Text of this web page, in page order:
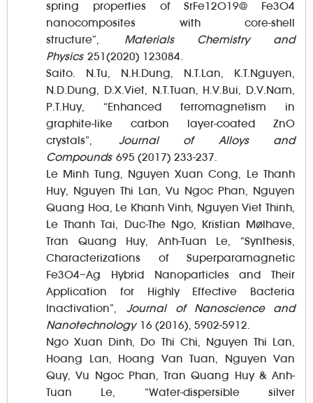
spring properties of SrFe12O19@ Fe3O4
nanocomposites with core-shell
structure”, Materials Chemistry and
Physics251(2020) 123084.
Saito. N.Tu, N.H.Dung, N.T.Lan, K.T.Nguyen,
N.D.Dung, D.X.Viet, N.T.Tuan, H.V.Bui, D.V.Nam,
P.T.Huy, “Enhanced ferromagnetism in
graphite-like carbon layer-coated ZnO
crystals”, Journal of Alloys and
Compounds695 (2017) 233-237.
Le Minh Tung, Nguyen Xuan Cong, Le Thanh
Huy, Nguyen Thi Lan, Vu Ngoc Phan, Nguyen
Quang Hoa, Le Khanh Vinh, Nguyen Viet Thinh,
Le Thanh Tai, Duc-The Ngo, Kristian Mølhave,
Tran Quang Huy, Anh-Tuan Le, “Synthesis,
Characterizations of Superparamagnetic
Fe3O4–Ag Hybrid Nanoparticles and Their
Application for Highly Effective Bacteria
Inactivation”,Journal of Nanoscience and
Nanotechnology16 (2016), 5902-5912.
Ngo Xuan Dinh, Do Thi Chi, Nguyen Thi Lan,
Hoang Lan, Hoang Van Tuan, Nguyen Van
Quy, Vu Ngoc Phan, Tran Quang Huy & Anh-
Tuan Le, “Water-dispersible silver